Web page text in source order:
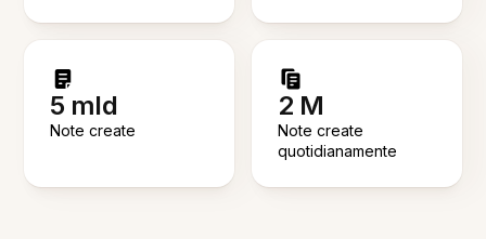
5 mld
Note create
2 M
Note create
quotidianamente